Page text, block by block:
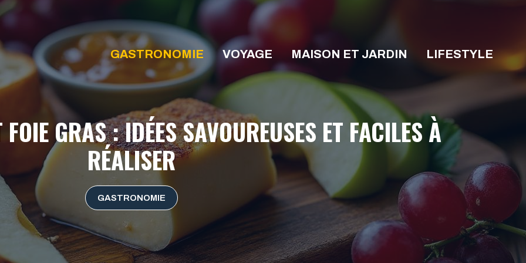
GASTRONOMIE VOYAGE MAISON ET JARDIN LIFESTYLE
GRAS : IDÉES SAVOUREUSES ET FACILES À
RÉALISER
GASTRONOMIE